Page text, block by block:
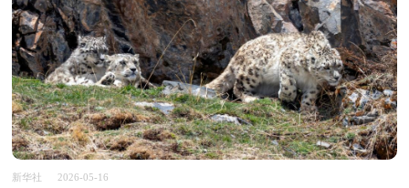
新华社 2026-05-16